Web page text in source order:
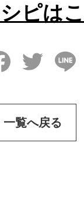
ピは
FacebookTwitter
一覧へ戻る